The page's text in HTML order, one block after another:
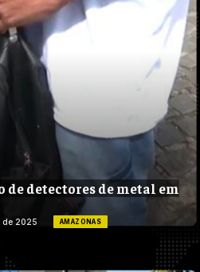
de detectores de metal em
de 2025 AMAZONAS